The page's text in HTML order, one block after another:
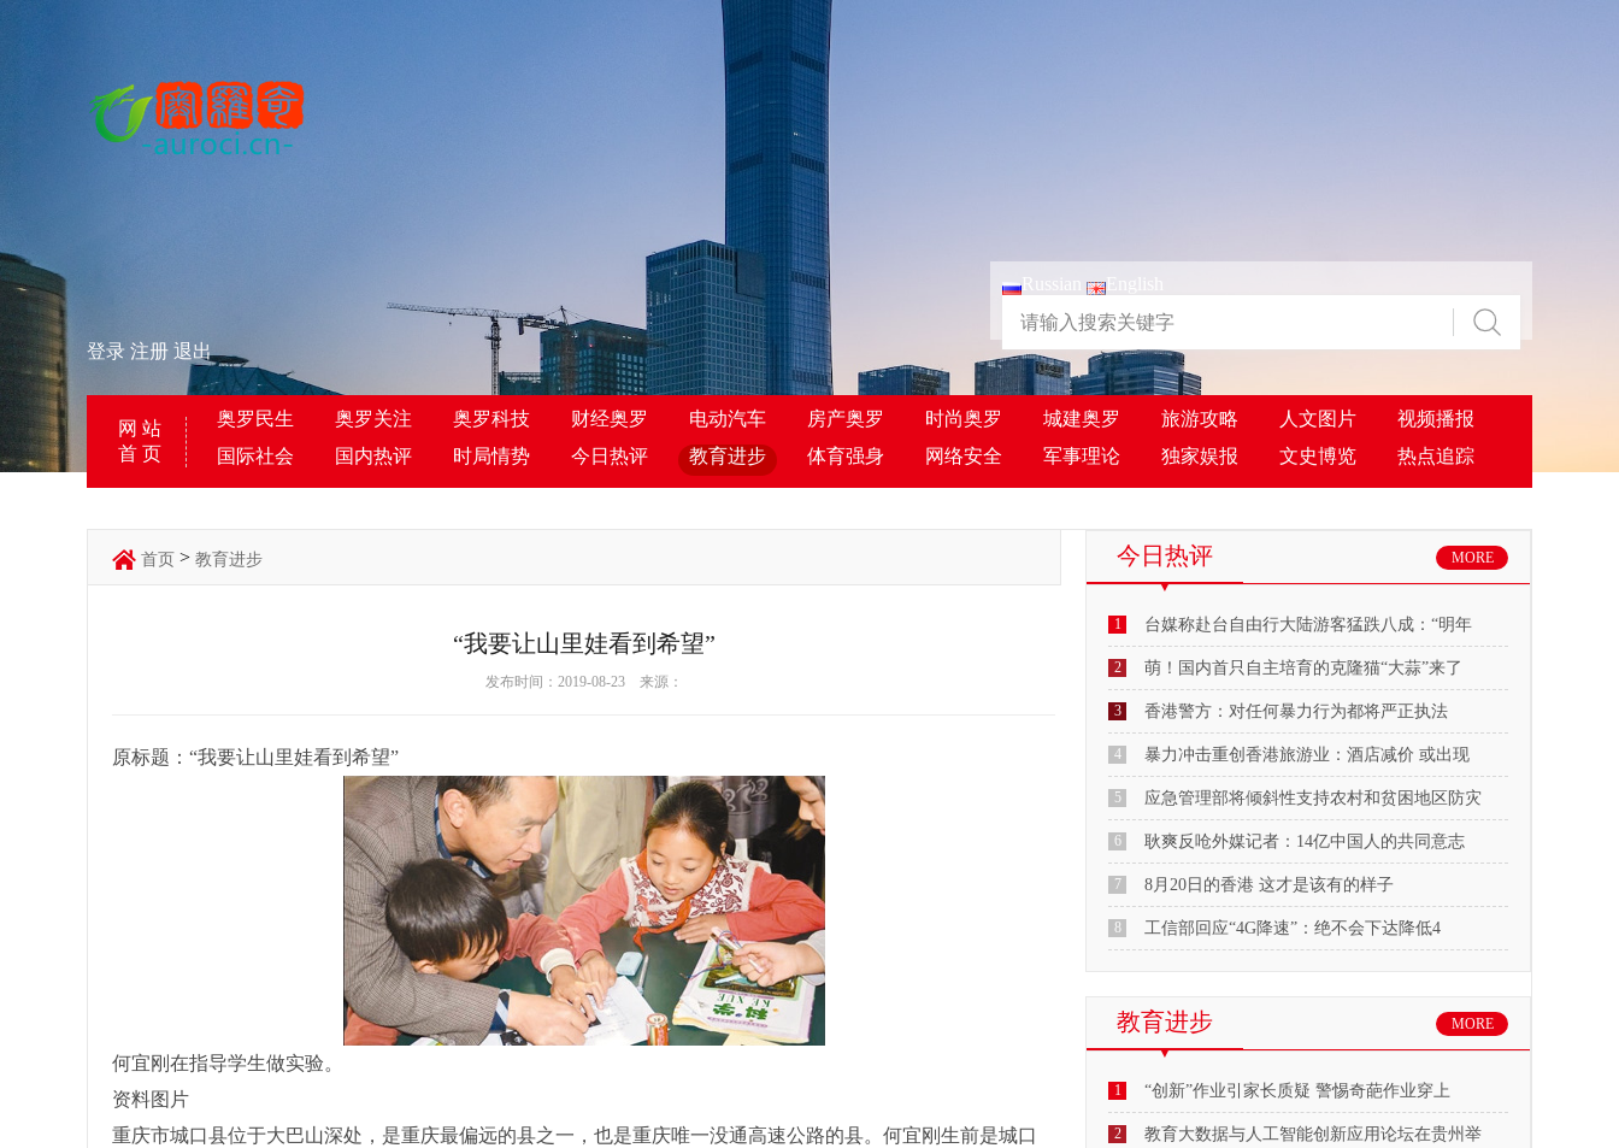
Russian English
登录 注册 退出
网 站
首 页
奥罗民生 奥罗关注 奥罗科技 财经奥罗 电动汽车 房产奥罗 时尚奥罗 城建奥罗 旅游攻略 人文图片
视频播报
国际社会
国内热评 时局情势 今日热评 教育进步 体育强身 网络安全 军事理论 独家娱报 文史博览 热点追踪
首页 > 教育进步
“我要让山里娃看到希望”
发布时间：2019-08-23 来源：
原标题：“我要让山里娃看到希望”
何宜刚在指导学生做实验。
资料图片
重庆市城口县位于大巴山深处，是重庆最偏远的县之一，也是重庆唯一没通高速公路的县。何宜刚生前是城口
今日热评 MORE
1 台媒称赴台自由行大陆游客猛跌八成：“明年
2 萌！国内首只自主培育的克隆猫“大蒜”来了
3 香港警方：对任何暴力行为都将严正执法
4 暴力冲击重创香港旅游业：酒店减价 或出现
5 应急管理部将倾斜性支持农村和贫困地区防灾
6 耿爽反呛外媒记者：14亿中国人的共同意志
7 8月20日的香港 这才是该有的样子
8 工信部回应“4G降速”：绝不会下达降低4
教育进步 MORE
1 “创新”作业引家长质疑 警惕奇葩作业穿上
2 教育大数据与人工智能创新应用论坛在贵州举